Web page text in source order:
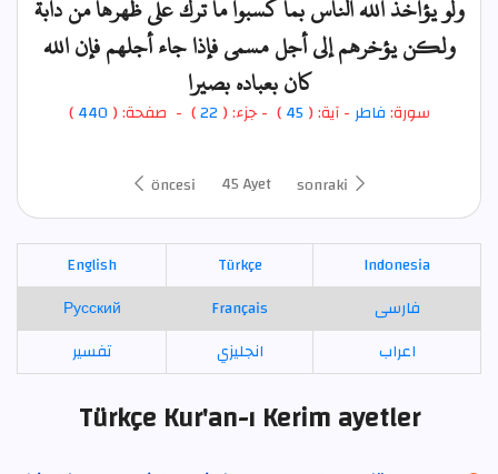
ولو يؤاخذ الله الناس بما كسبوا ما ترك على ظهرها من دابة
ولكن يؤخرهم إلى أجل مسمى فإذا جاء أجلهم فإن الله
كان بعباده بصيرا
سورة:فاطر- آية: ( 45
) - جزء: ( 22) - صفحة: (440
)
öncesi 45 Ayet sonraki
English Türkçe
Indonesia
Русский
Français
فارسی
تفسير
انجليزي اعراب
Türkçe Kur'an-ı Kerim ayetler